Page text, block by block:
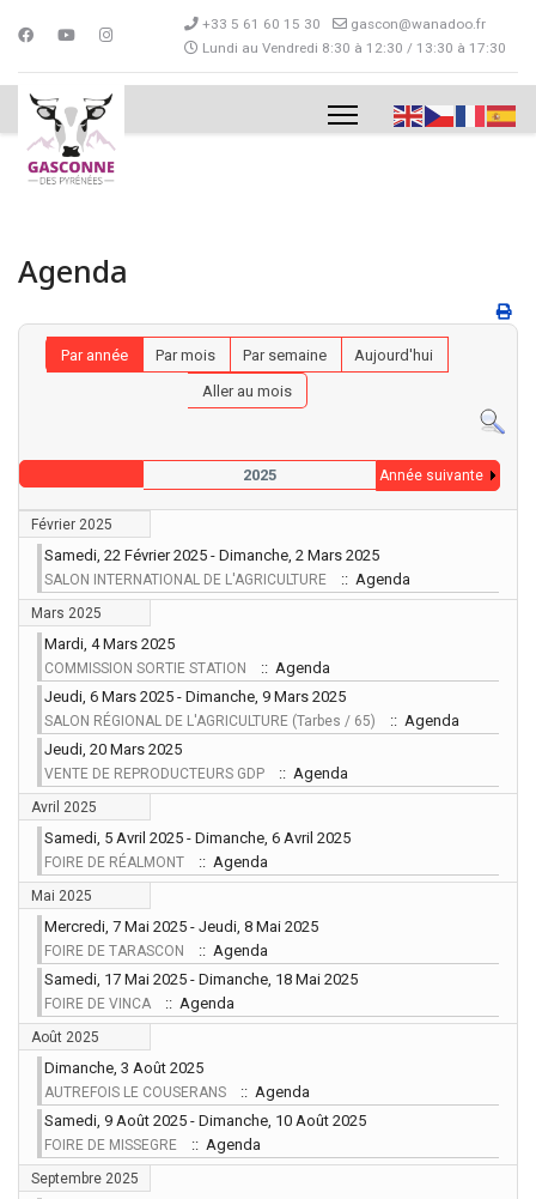
+33 5 61 60 15 30
gascon@wanadoo.fr
Lundi au Vendredi 8:30 à 12:30 / 13:30 à 17:30
Agenda
Par année Par mois Par semaine
Aujourd'hui
Aller au mois
2025 Année suivante
Février 2025
Samedi, 22 Février 2025 - Dimanche, 2 Mars 2025
SALON INTERNATIONAL DE L'AGRICULTURE :: Agenda
Mars 2025
Mardi, 4 Mars 2025
COMMISSION SORTIE STATION
:: Agenda
Jeudi, 6 Mars 2025 - Dimanche, 9 Mars 2025
SALON RÉGIONAL DE L'AGRICULTURE (Tarbes / 65)
:: Agenda
Jeudi, 20 Mars 2025
VENTE DE REPRODUCTEURS GDP :: Agenda
Avril 2025
Samedi, 5 Avril 2025 - Dimanche, 6 Avril 2025
FOIRE DE RÉALMONT :: Agenda
Mai 2025
Mercredi, 7 Mai 2025 - Jeudi, 8 Mai 2025
FOIRE DE TARASCON
:: Agenda
Samedi, 17 Mai 2025 - Dimanche, 18 Mai 2025
FOIRE DE VINCA :: Agenda
Août 2025
Dimanche, 3 Août 2025
AUTREFOIS LE COUSERANS
:: Agenda
Samedi, 9 Août 2025 - Dimanche, 10 Août 2025
FOIRE DE MISSEGRE :: Agenda
Septembre 2025